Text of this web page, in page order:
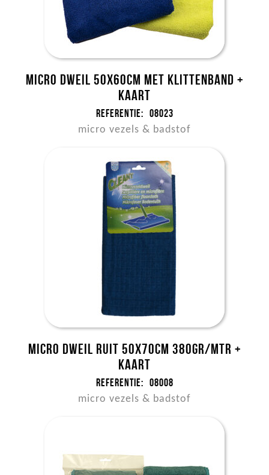
Micro dweil 50x60cm met klittenband +
kaart
Referentie: 08023
micro vezels & badstof
Micro dweil ruit 50x70cm 380gr/mtr +
kaart
Referentie: 08008
micro vezels & badstof